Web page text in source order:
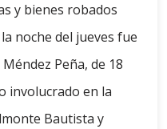
y bienes robados
noche del jueves fue
Peña, de 18
involucrado en la
Bautista y